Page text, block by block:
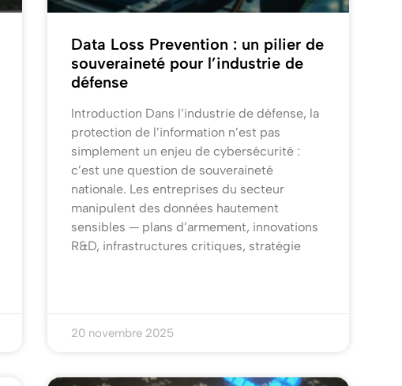
Data Loss Prevention : un pilier de
souveraineté pour l’industrie de
défense
Introduction Dans l’industrie de défense, la
protection de l’information n’est pas
simplement un enjeu de cybersécurité :
c’est une question de souveraineté
nationale. Les entreprises du secteur
manipulent des données hautement
sensibles — plans d’armement, innovations
R&D, infrastructures critiques, stratégie
20 novembre 2025